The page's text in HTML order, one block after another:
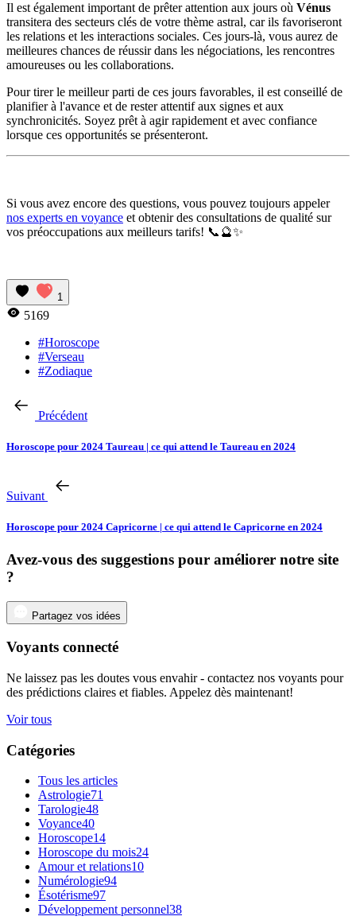
Il est également important de prêter attention aux jours où Vénus
transitera des secteurs clés de votre thème astral, car ils favoriseront
les relations et les interactions sociales. Ces jours-là, vous aurez de
meilleures chances de réussir dans les négociations, les rencontres
amoureuses ou les collaborations.
Pour tirer le meilleur parti de ces jours favorables, il est conseillé de
planifier à l'avance et de rester attentif aux signes et aux
synchronicités. Soyez prêt à agir rapidement et avec confiance
lorsque ces opportunités se présenteront.
Si vous avez encore des questions, vous pouvez toujours appeler
nos experts en voyance et obtenir des consultations de qualité sur
vos préoccupations aux meilleurs tarifs! 📞🔮✨
1
5169
#Horoscope
#Verseau
#Zodiaque
Précédent
Horoscope pour 2024 Taureau | ce qui attend le Taureau en 2024
Suivant
Horoscope pour 2024 Capricorne | ce qui attend le Capricorne en 2024
Avez-vous des suggestions pour améliorer notre site
?
Partagez vos idées
Voyants connecté
Ne laissez pas les doutes vous envahir - contactez nos voyants pour
des prédictions claires et fiables. Appelez dès maintenant!
Voir tous
Catégories
Tous les articles
Astrologie71
Tarologie48
Voyance40
Horoscope14
Horoscope du mois24
Amour et relations10
Numérologie94
Ésotérisme97
Développement personnel38